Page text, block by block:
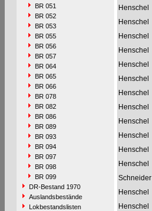
BR 051
BR 052
BR 053
BR 055
BR 056
BR 057
BR 064
BR 065
BR 066
BR 078
BR 082
BR 086
BR 089
BR 093
BR 094
BR 097
BR 098
BR 099
DR-Bestand 1970
Auslandsbestände
Lokbestandslisten
Henschel
Henschel
Henschel
Henschel
Henschel
Henschel
Henschel
Henschel
Henschel
Henschel
Henschel
Henschel
Schneider
Henschel
Henschel